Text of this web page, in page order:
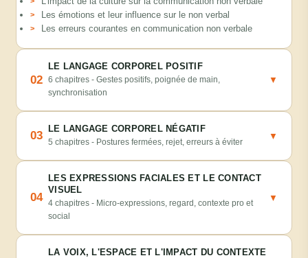
Les émotions et leur influence sur le non verbal
Les erreurs courantes en communication non verbale
02
LE LANGAGE CORPOREL POSITIF
6 chapitres - Gestes positifs, poignée de main,
synchronisation
▼
03
LE LANGAGE CORPOREL NÉGATIF
5 chapitres - Postures fermées, rejet, erreurs à éviter
▼
04
LES EXPRESSIONS FACIALES ET LE CONTACT
VISUEL
4 chapitres - Micro-expressions, regard, contexte pro et
social
▼
LA VOIX, L'ESPACE ET L'IMPACT DU CONTEXTE